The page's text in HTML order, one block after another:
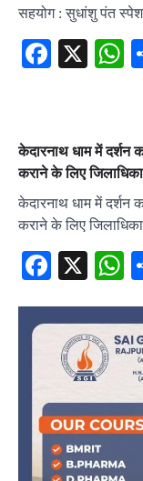
सहयोग : सुधांशु पंत
X
केदारनाथ धाम में दर्शन
कराने के लिए
केदारनाथ धाम में दर्शन
कराने के लिए
X